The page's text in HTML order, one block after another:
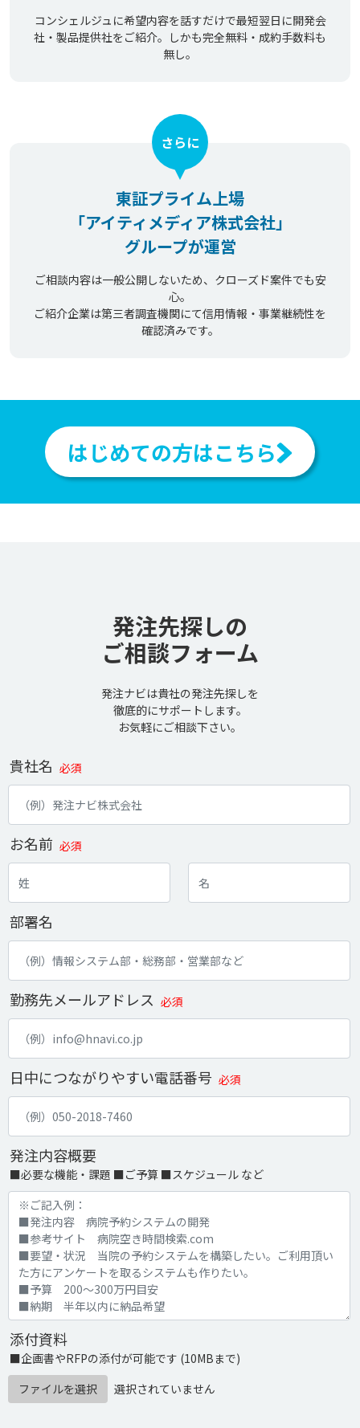
コンシェルジュに希望内容を話すだけで最短翌日に開発会
社・製品提供社をご紹介。しかも完全無料・成約手数料も
無し。
東証プライム上場
「アイティメディア株式会社」
グループが運営
さらに
ご相談内容は一般公開しないため、クローズド案件でも安
心。
ご紹介企業は第三者調査機関にて信用情報・事業継続性を
確認済みです。
はじめての方はこちら
発注先探しの
ご相談フォーム
発注ナビは貴社の発注先探しを
徹底的にサポートします。
お気軽にご相談下さい。
貴社名 必須
お名前 必須
部署名
勤務先メールアドレス 必須
日中につながりやすい電話番号 必須
発注内容概要
■必要な機能・課題 ■ご予算 ■スケジュール など
添付資料
■企画書やRFPの添付が可能です (10MBまで)
ファイルを選択
選択されていません